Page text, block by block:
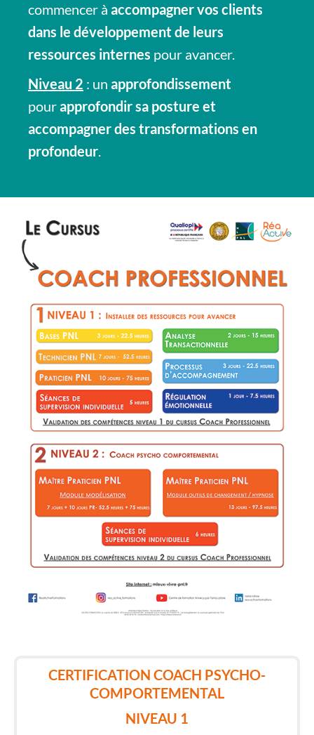
commencer à accompagner vos clients
dans le développement de leurs
ressources internes pour avancer.
Niveau 2 : un approfondissement
pourapprofondir sa posture et
accompagner des transformations en
profondeur.
CERTIFICATION COACH PSYCHO-
COMPORTEMENTAL
NIVEAU 1